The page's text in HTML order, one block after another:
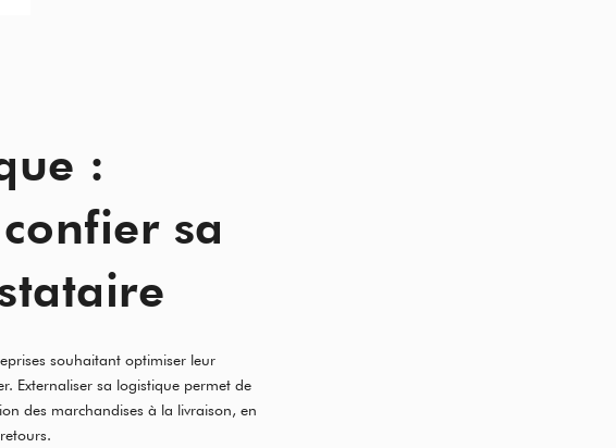
:
sa
souhaitant optimiser leur
Externaliser sa logistique permet de
des marchandises à la livraison, en